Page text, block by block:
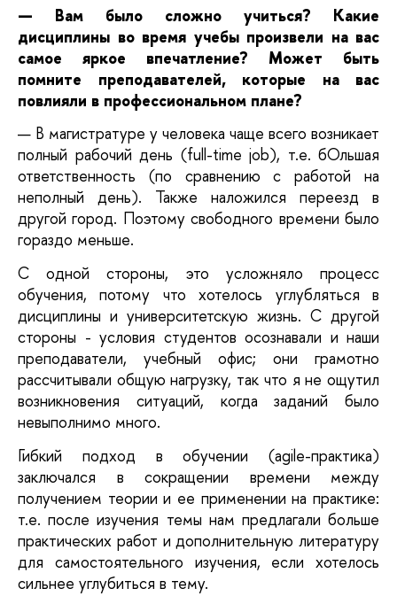
— Вам было сложно учиться? Какие
дисциплины во время учебы произвели на вас
самое яркое впечатление? Может быть
помните преподавателей, которые на вас
повлияли в профессиональном плане?
— В магистратуре у человека чаще всего возникает
полный рабочий день (full-time job), т.е. бОльшая
ответственность (по сравнению с работой на
неполный день). Также наложился переезд в
другой город. Поэтому свободного времени было
гораздо меньше.
С одной стороны, это усложняло процесс
обучения, потому что хотелось углубляться в
дисциплины и университетскую жизнь. С другой
стороны - условия студентов осознавали и наши
преподаватели, учебный офис; они грамотно
рассчитывали общую нагрузку, так что я не ощутил
возникновения ситуаций, когда заданий было
невыполнимо много.
Гибкий подход в обучении (agile-практика)
заключался в сокращении времени между
получением теории и ее применении на практике:
т.е. после изучения темы нам предлагали больше
практических работ и дополнительную литературу
для самостоятельного изучения, если хотелось
сильнее углубиться в тему.